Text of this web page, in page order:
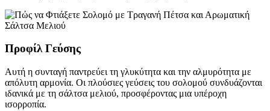
Προφίλ Γεύσης
Αυτή η συνταγή παντρεύει τη γλυκύτητα και την αλμυρότητα με
απόλυτη αρμονία. Οι πλούσιες γεύσεις του σολομού συνδυάζονται
ιδανικά με τη σάλτσα μελιού, προσφέροντας μια υπέροχη
ισορροπία.